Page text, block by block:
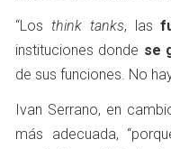
“Los think tanks, las
instituciones donde se
de sus funciones. No
Ivan Serrano, en
más adecuada,